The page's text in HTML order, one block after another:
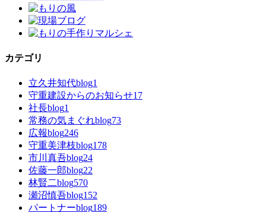
カテゴリ
立久井知代blog1
守重建設からのお知らせ17
社長blog1
常務の気まぐれblog73
広報blog246
守重美津枝blog178
市川真吾blog24
佐藤一郎blog22
林賢二blog570
瀬沼慎吾blog152
パートナーblog189